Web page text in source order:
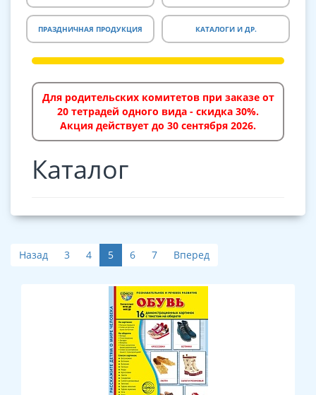
ПРАЗДНИЧНАЯ ПРОДУКЦИЯ КАТАЛОГИ И ДР.
Для родительских комитетов при заказе от
20 тетрадей одного вида - скидка 30%.
Акция действует до 30 сентября 2026.
Каталог
Назад 3 4 5 6 7 Вперед